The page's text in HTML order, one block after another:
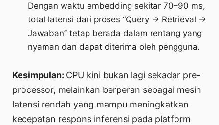
Dengan waktu embedding sekitar 70–90 ms,
total latensi dari proses “Query → Retrieval →
Jawaban” tetap berada dalam rentang yang
nyaman dan dapat diterima oleh pengguna.
Kesimpulan: CPU kini bukan lagi sekadar pre-
processor, melainkan berperan sebagai mesin
latensi rendah yang mampu meningkatkan
kecepatan respons inferensi pada platform